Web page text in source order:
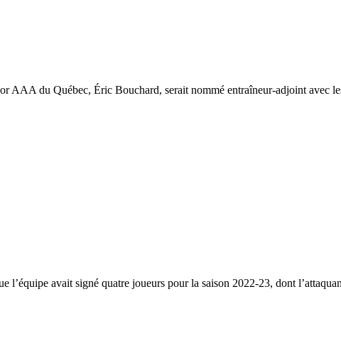
AAA du Québec, Éric Bouchard, serait nommé entraîneur-adjoint avec
l’équipe avait signé quatre joueurs pour la saison 2022-23, dont